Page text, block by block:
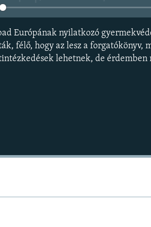
Európának nyilatkozó
félő, hogy az lesz a forgatókönyv,
lehetnek, de érdemben